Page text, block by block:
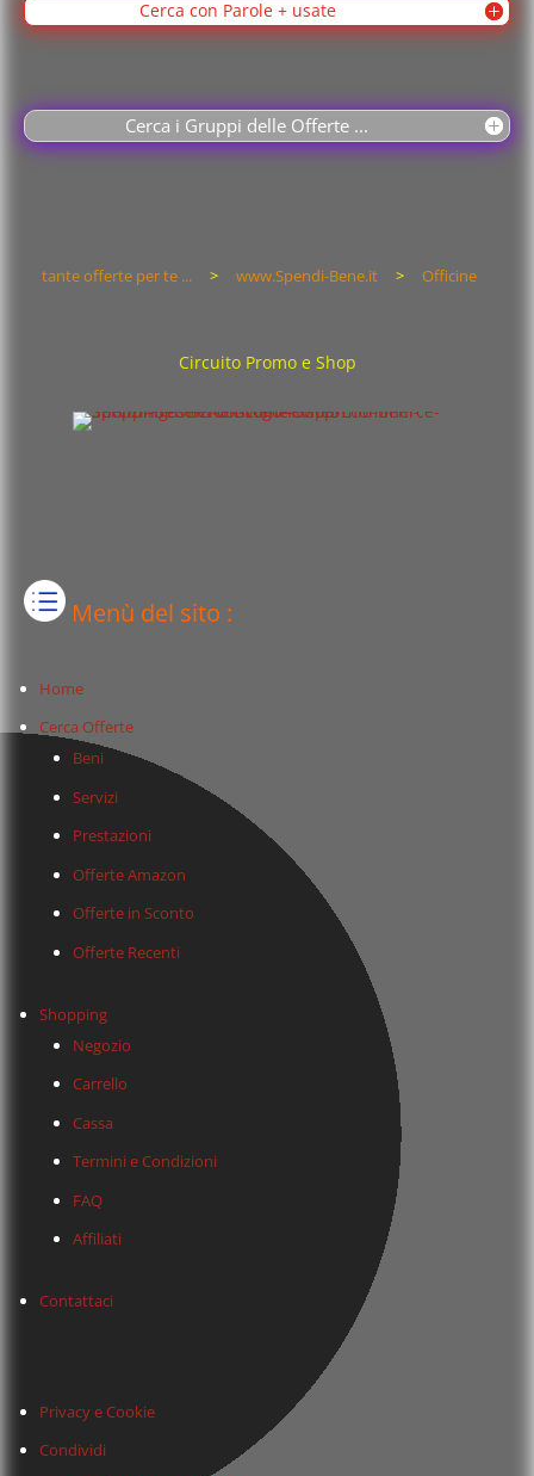
Cerca con Parole + usate
Cerca i Gruppi delle Offerte ...
tante offerte per te ... > www.Spendi-Bene.it > Officine
Circuito Promo e Shop
Menù del sito :
Home
Cerca Offerte
Beni
Servizi
Prestazioni
Offerte Amazon
Offerte in Sconto
Offerte Recenti
Shopping
Negozio
Carrello
Cassa
Termini e Condizioni
FAQ
Affiliati
Contattaci
Privacy e Cookie
Condividi